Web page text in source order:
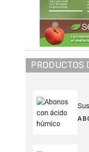
PRODUCTOS